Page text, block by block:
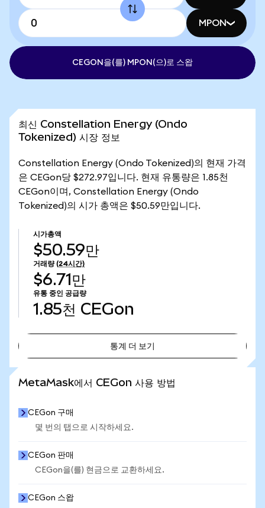
MPON
CEGON을(를) MPON(으)로 스왑
최신 Constellation Energy (Ondo
Tokenized) 시장 정보
Constellation Energy (Ondo Tokenized)의 현재 가격
은 CEGon당 $272.97입니다. 현재 유통량은 1.85천
CEGon이며, Constellation Energy (Ondo
Tokenized)의 시가 총액은 $50.59만입니다.
시가총액
$50.59만
거래량 (24시간)
$6.71만
유통 중인 공급량
1.85천 CEGon
통계 더 보기
MetaMask에서 CEGon 사용 방법
CEGon 구매
몇 번의 탭으로 시작하세요.
CEGon 판매
CEGon을(를) 현금으로 교환하세요.
CEGon 스왑